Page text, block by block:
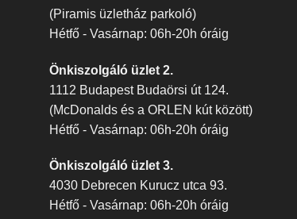
(Piramis üzletház parkoló)
Hétfő - Vasárnap: 06h-20h óráig
Önkiszolgáló üzlet 2.
1112 Budapest Budaörsi út 124.
(McDonalds és a ORLEN kút között)
Hétfő - Vasárnap: 06h-20h óráig
Önkiszolgáló üzlet 3.
4030 Debrecen Kurucz utca 93.
Hétfő - Vasárnap: 06h-20h óráig